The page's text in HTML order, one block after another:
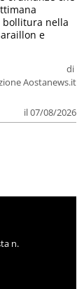
di
Aostanews.it
il 07/08/2026
bollitura nella
e
n.